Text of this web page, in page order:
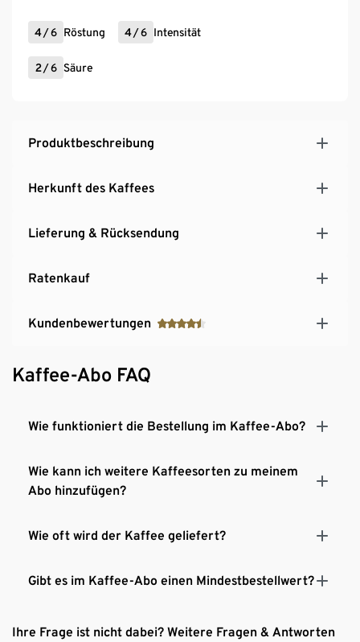
4/6 Röstung 4/6 Intensität
2 /6 Säure
Produktbeschreibung
Herkunft des Kaffees
Lieferung & Rücksendung
Ratenkauf
Kundenbewertungen
Kaffee-Abo FAQ
Wie funktioniert die Bestellung im Kaffee-Abo?
Wie kann ich weitere Kaffeesorten zu meinem
Abo hinzufügen?
Wie oft wird der Kaffee geliefert?
Gibt es im Kaffee-Abo einen Mindestbestellwert?
Ihre Frage ist nicht dabei? Weitere Fragen & Antworten